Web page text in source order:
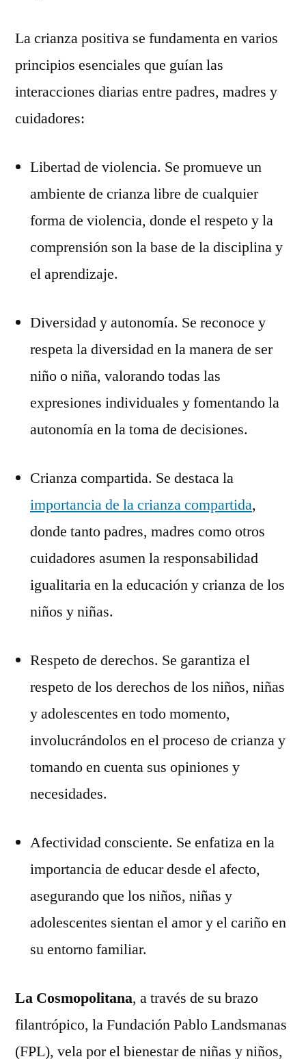
La crianza positiva se fundamenta en varios
principios esenciales que guían las
interacciones diarias entre padres, madres y
cuidadores:
Libertad de violencia. Se promueve un
ambiente de crianza libre de cualquier
forma de violencia, donde el respeto y la
comprensión son la base de la disciplina y
el aprendizaje.
Diversidad y autonomía. Se reconoce y
respeta la diversidad en la manera de ser
niño o niña, valorando todas las
expresiones individuales y fomentando la
autonomía en la toma de decisiones.
Crianza compartida. Se destaca la
importancia de la crianza compartida,
donde tanto padres, madres como otros
cuidadores asumen la responsabilidad
igualitaria en la educación y crianza de los
niños y niñas.
Respeto de derechos. Se garantiza el
respeto de los derechos de los niños, niñas
y adolescentes en todo momento,
involucrándolos en el proceso de crianza y
tomando en cuenta sus opiniones y
necesidades.
Afectividad consciente. Se enfatiza en la
importancia de educar desde el afecto,
asegurando que los niños, niñas y
adolescentes sientan el amor y el cariño en
su entorno familiar.
La Cosmopolitana, a través de su brazo
filantrópico, la Fundación Pablo Landsmanas
(FPL), vela por el bienestar de niñas y niños,